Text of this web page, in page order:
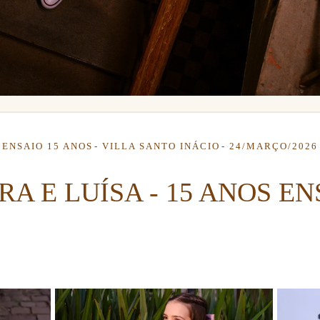
ENSAIO 15 ANOS VILLA SANTO INÁCIO 24/MARÇO/2026
E LUÍSA - 15 ANOS